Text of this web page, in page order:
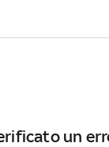
un